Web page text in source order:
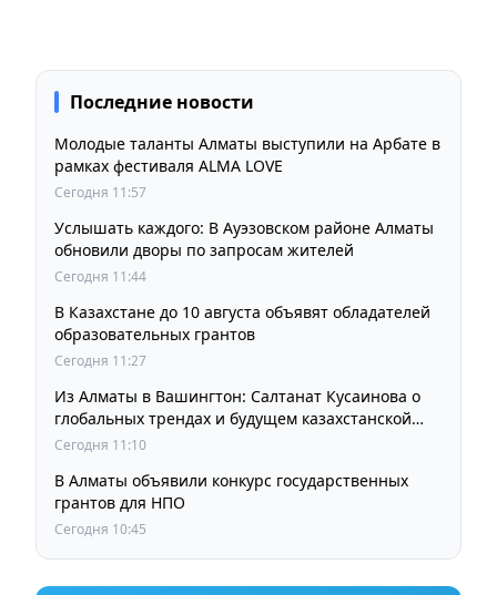
Последние новости
Молодые таланты Алматы выступили на Арбате в
рамках фестиваля ALMA LOVE
Сегодня 11:57
Услышать каждого: В Ауэзовском районе Алматы
обновили дворы по запросам жителей
Сегодня 11:44
В Казахстане до 10 августа объявят обладателей
образовательных грантов
Сегодня 11:27
Из Алматы в Вашингтон: Салтанат Кусаинова о
глобальных трендах и будущем казахстанской
школы
Сегодня 11:10
В Алматы объявили конкурс государственных
грантов для НПО
Сегодня 10:45